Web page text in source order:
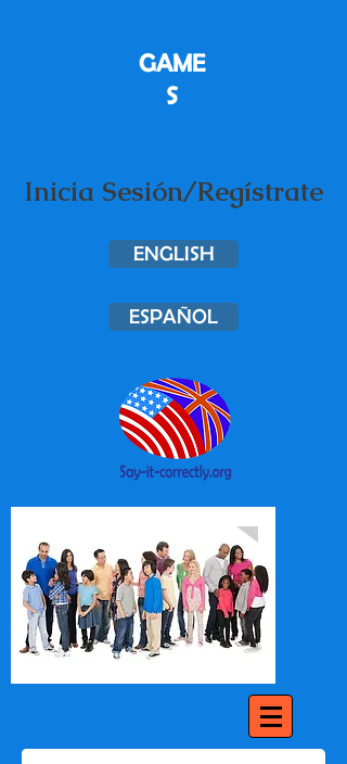
GAME
S
Inicia Sesión/Regístrate
ENGLISH
ESPAÑOL